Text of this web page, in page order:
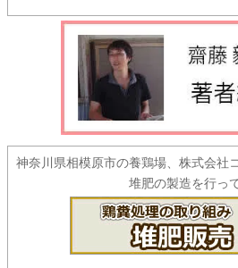
神奈川県相模原市の養鶏場、株式会社
堆肥の製造を行っ